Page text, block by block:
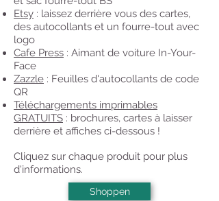
Etsy : laissez derrière vous des cartes,
des autocollants et un fourre-tout avec
logo
Cafe Press : Aimant de voiture In-Your-
Face
Zazzle : Feuilles d'autocollants de code
QR
Téléchargements imprimables
GRATUITS : brochures, cartes à laisser
derrière et affiches ci-dessous !
Cliquez sur chaque produit pour plus
d'informations.
Shoppen